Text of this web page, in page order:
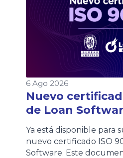
6 Ago 2026
Nuevo
de Loan
Ya está disponible para
nuevo certificado ISO
Software. Este